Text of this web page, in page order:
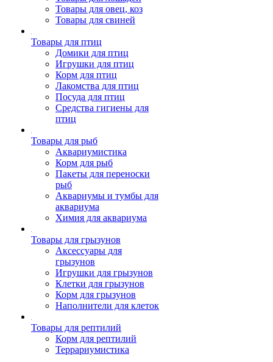
Товары для овец, коз
Товары для свиней
Товары для птиц
Домики для птиц
Игрушки для птиц
Корм для птиц
Лакомства для птиц
Посуда для птиц
Средства гигиены для
птиц
Товары для рыб
Аквариумистика
Корм для рыб
Пакеты для переноски
рыб
Аквариумы и тумбы для
аквариума
Химия для аквариума
Товары для грызунов
Аксессуары для
грызунов
Игрушки для грызунов
Клетки для грызунов
Корм для грызунов
Наполнители для клеток
Товары для рептилий
Корм для рептилий
Террариумистика